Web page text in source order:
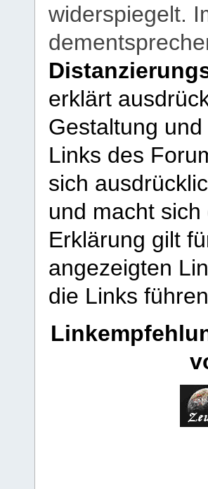
widerspiegelt.
erklärt
Gestaltung
Links des
sich
und macht
Erklärung gilt
angezeigten
die Links